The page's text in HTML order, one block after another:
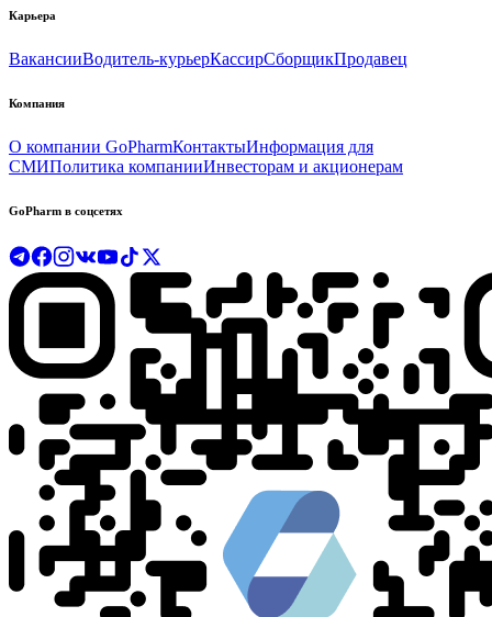
Карьера
ВакансииВодитель-курьерКассирСборщикПродавец
Компания
О компании GoPharmКонтактыИнформация для
СМИПолитика компанииИнвесторам и акционерам
GoPharm в соцсетях